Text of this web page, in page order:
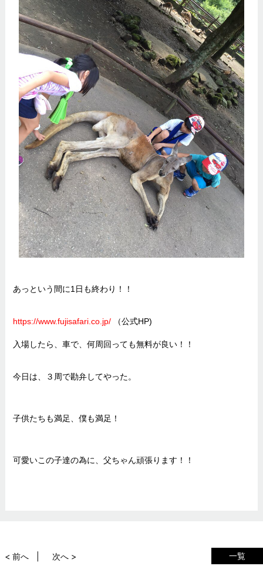
あっという間に1日も終わり！！
https://www.fujisafari.co.jp/ （公式HP)
入場したら、車で、何周回っても無料が良い！！
今日は、３周で勘弁してやった。
子供たちも満足、僕も満足！
可愛いこの子達の為に、父ちゃん頑張ります！！
一覧
< 前へ 次へ >